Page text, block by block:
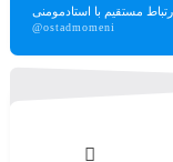
ارتباط مستقیم با استادمومنی
@ostadmomeni